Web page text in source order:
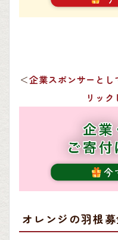
＜企業スポンサーとし
リッ
オレンジの羽根